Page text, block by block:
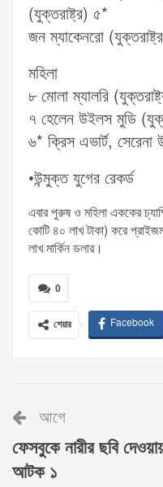
(যুক্তরাষ্ট্র) ৫*
জন ম্যাকেনরো
মহিলা
৮ মোলা ম্যালরি
৭ হেলেন উইলস মুডি
৬* ক্রিস এভার্ট, সেরেনা
•উন্মুক্ত যুগের রেকর্ড
এবার পুরুষ ও মহিলা এককের
কোটি ৪০ লাখ টাকা) করে
লাখ মার্কিন ডলার।
0
শেয়ার Facebook
আগে
ফেসবুকে নারীর ছ‌বি
আটক ১